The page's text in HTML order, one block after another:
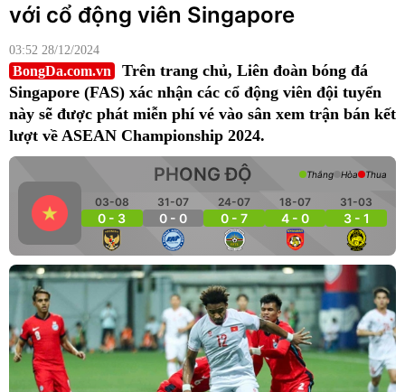
với cổ động viên Singapore
03:52 28/12/2024
BongDa.com.vn
Trên trang chủ, Liên đoàn bóng đá
Singapore (FAS) xác nhận các cổ động viên đội tuyển
này sẽ được phát miễn phí vé vào sân xem trận bán kết
lượt về ASEAN Championship 2024.
PHONG ĐỘ
03-08
0 - 3
31-07
0 - 0
24-07
0 - 7
18-07
4 - 0
31-03
3 - 1
Thắng Hòa Thua